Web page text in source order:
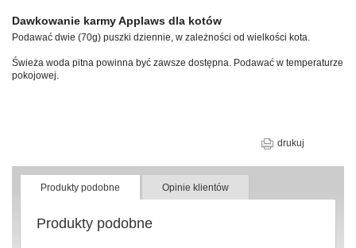
Dawkowanie karmy Applaws dla kotów
Podawać dwie (70g) puszki dziennie, w zależności od wielkości kota.
Świeża woda pitna powinna być zawsze dostępna. Podawać w temperaturze
pokojowej.
drukuj
Produkty podobne Opinie klientów
Produkty podobne